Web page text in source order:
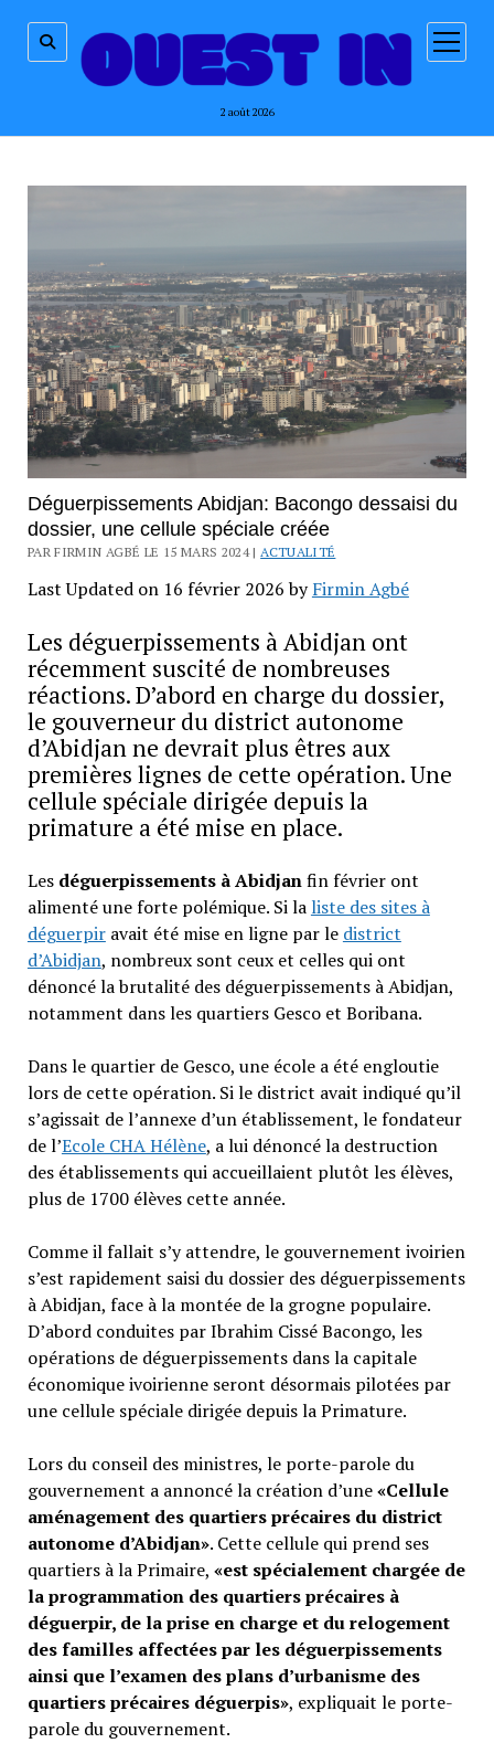
2 août 2026
ouvrir
menu
Déguerpissements Abidjan: Bacongo dessaisi du
dossier, une cellule spéciale créée
PAR FIRMIN AGBÉ LE 15 MARS 2024 |ACTUALITÉ
Last Updated on 16 février 2026 byFirmin Agbé
Les déguerpissements à Abidjan ont
récemment suscité de nombreuses
réactions. D’abord en charge du dossier,
le gouverneur du district autonome
d’Abidjan ne devrait plus êtres aux
premières lignes de cette opération. Une
cellule spéciale dirigée depuis la
primature a été mise en place.
Les déguerpissements à Abidjanfin février ont
alimenté une forte polémique. Si la liste des sites à
déguerpiravait été mise en ligne par le district
d’Abidjan, nombreux sont ceux et celles qui ont
dénoncé la brutalité des déguerpissements à Abidjan,
notamment dans les quartiers Gesco et Boribana.
Dans le quartier de Gesco, une école a été engloutie
lors de cette opération. Si le district avait indiqué qu’il
s’agissait de l’annexe d’un établissement, le fondateur
de l’Ecole CHA Hélène, a lui dénoncé la destruction
des établissements qui accueillaient plutôt les élèves,
plus de 1700 élèves cette année.
Comme il fallait s’y attendre, le gouvernement ivoirien
s’est rapidement saisi du dossier des déguerpissements
à Abidjan, face à la montée de la grogne populaire.
D’abord conduites par Ibrahim Cissé Bacongo, les
opérations de déguerpissements dans la capitale
économique ivoirienne seront désormais pilotées par
une cellule spéciale dirigée depuis la Primature.
Lors du conseil des ministres, le porte-parole du
gouvernement a annoncé la création d’une«Cellule
aménagement des quartiers précaires du district
autonome d’Abidjan». Cette cellule qui prend ses
quartiers à la Primaire, «est spécialement chargée de
la programmation des quartiers précaires à
déguerpir, de la prise en charge et du relogement
des familles affectées par les déguerpissements
ainsi que l’examen des plans d’urbanisme des
quartiers précaires déguerpis», expliquait le porte-
parole du gouvernement.